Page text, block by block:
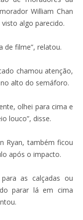
William Chan
algo parecido.
de filme”, relatou.
chamou atenção,
alto do semáforo.
olhei para cima e
louco”, disse.
Ryan, também ficou
após o impacto.
as calçadas ou
parar lá em cima